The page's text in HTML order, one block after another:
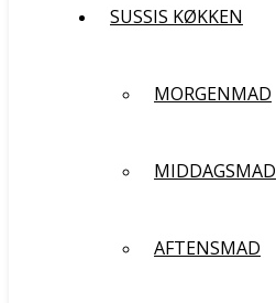
SUSSIS KØKKEN
MORGENMAD
MIDDAGSMAD
AFTENSMAD